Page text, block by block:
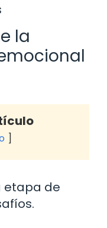
la
etapa de